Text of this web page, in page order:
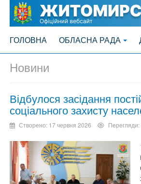
ГОЛОВНА ОБЛАСНА РАДА
Новини
Відбулося засідання
соціального захисту
Створено: 17 червня 2026